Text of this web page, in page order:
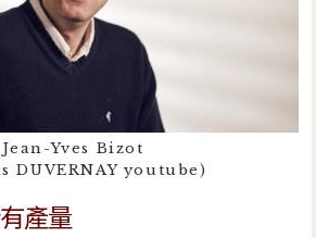
Jean-Yves Bizot
DUVERNAY youtube)
產量